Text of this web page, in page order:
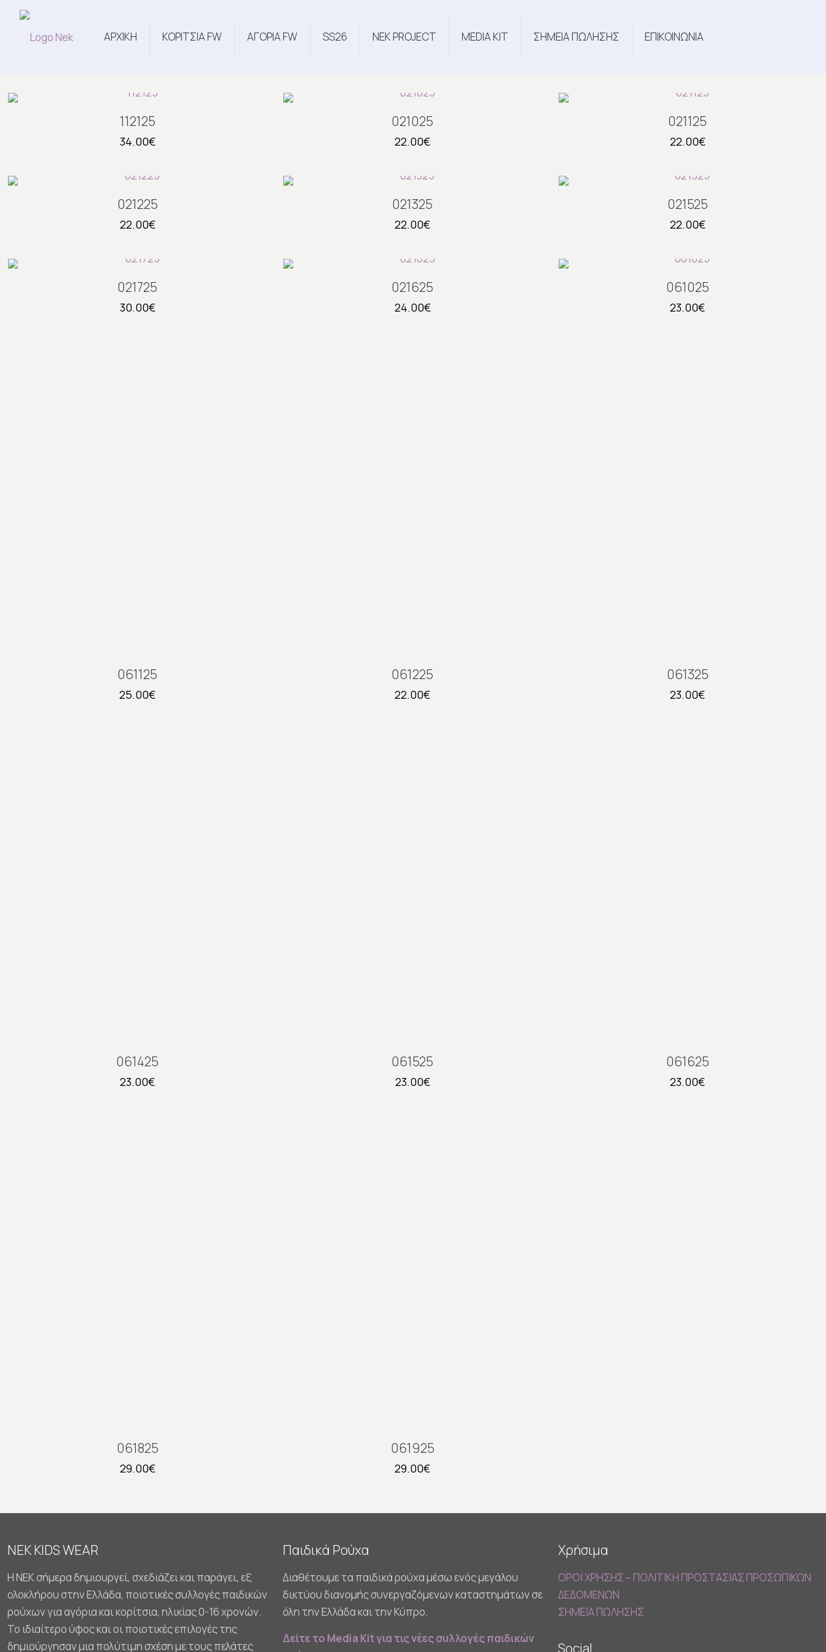
ΑΡΧΙΚΗ ΚΟΡΙΤΣΙΑ FW ΑΓΟΡΙΑ FW SS26 NEK PROJECT MEDIA KIT ΣΗΜΕΙΑ ΠΩΛΗΣΗΣ ΕΠΙΚΟΙΝΩΝΙΑ
112125
34.00€
021025
22.00€
021125
22.00€
021225
22.00€
021325
22.00€
021525
22.00€
021725
30.00€
021625
24.00€
061025
23.00€
061125
25.00€
061225
22.00€
061325
23.00€
061425
23.00€
061525
23.00€
061625
23.00€
061825
29.00€
061925
29.00€
NEK KIDS WEAR
Η NEK σήμερα δημιουργεί, σχεδιάζει και παράγει, εξ
ολοκλήρου στην Ελλάδα, ποιοτικές συλλογές παιδικών
ρούχων για αγόρια και κορίτσια, ηλικίας 0-16 χρονών.
Το ιδιαίτερο ύφος και οι ποιοτικές επιλογές της
δημιούργησαν μια πολύτιμη σχέση με τους πελάτες
Παιδικά Ρούχα
Διαθέτουμε τα παιδικά ρούχα μέσω ενός μεγάλου
δικτύου διανομής συνεργαζόμενων καταστημάτων σε
όλη την Ελλάδα και την Κύπρο.
Δείτε το Media Kit για τις νέες συλλογές παιδικών
Χρήσιμα
ΟΡΟΙ ΧΡΗΣΗΣ – ΠΟΛΙΤΙΚΗ ΠΡΟΣΤΑΣΙΑΣ ΠΡΟΣΩΠΙΚΩΝ
ΔΕΔΟΜΕΝΩΝ
ΣΗΜΕΙΑ ΠΩΛΗΣΗΣ